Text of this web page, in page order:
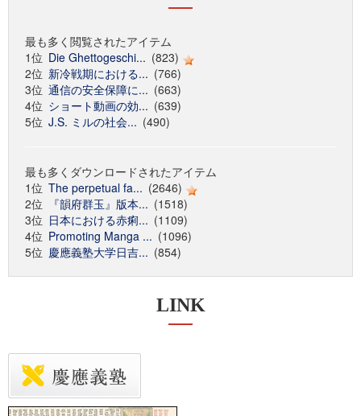
最も多く閲覧されたアイテム
1位 Die Ghettogeschi... (823)
2位 新冷戦期における... (766)
3位 通信の安全保障に... (663)
4位 ショート動画の効... (639)
5位 J.S. ミルの社会... (490)
最も多くダウンロードされたアイテム
1位 The perpetual fa... (2646)
2位
『韻府群玉』版本... (1518)
3位 日本における赤痢... (1109)
4位 Promoting Manga ... (1096)
5位 慶應義塾大学日吉... (854)
LINK